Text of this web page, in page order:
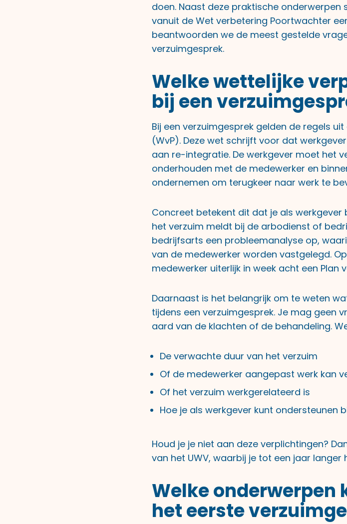
doen. Naast deze praktische onderwerpen
vanuit de Wet verbetering Poortwachter
beantwoorden we de meest gestelde
verzuimgesprek.
Welke wettelijke
bij een
Bij een verzuimgesprek gelden de regels
(WvP). Deze wet schrijft voor dat
aan re-integratie. De werkgever moet het
onderhouden met de medewerker en
ondernemen om terugkeer naar werk te
Concreet betekent dit dat je als werkgever
het verzuim meldt bij de arbodienst of
bedrijfsarts een probleemanalyse op,
van de medewerker worden vastgelegd.
medewerker uiterlijk in week acht een Plan
Daarnaast is het belangrijk om te weten
tijdens een verzuimgesprek. Je mag geen
aard van de klachten of de behandeling.
De verwachte duur van het verzuim
Of de medewerker aangepast werk kan
Of het verzuim werkgerelateerd is
Hoe je als werkgever kunt ondersteunen
Houd je je niet aan deze verplichtingen?
van het UWV, waarbij je tot een jaar
Welke onderwerpen
het eerste